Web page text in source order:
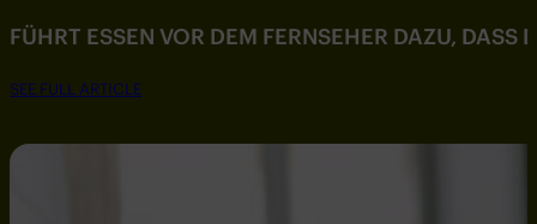
FÜHRT ESSEN VOR DEM FERNSEHER DAZU, DASS
SEE FULL ARTICLE